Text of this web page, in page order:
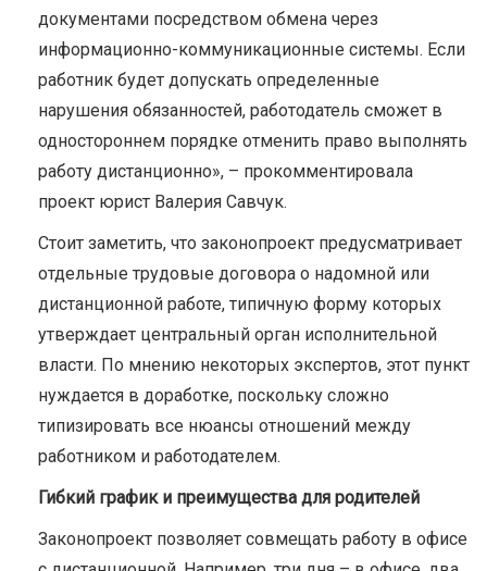
документами посредством обмена через
информационно-коммуникационные системы. Если
работник будет допускать определенные
нарушения обязанностей, работодатель сможет в
одностороннем порядке отменить право выполнять
работу дистанционно», – прокомментировала
проект юрист Валерия Савчук.
Стоит заметить, что законопроект предусматривает
отдельные трудовые договора о надомной или
дистанционной работе, типичную форму которых
утверждает центральный орган исполнительной
власти. По мнению некоторых экспертов, этот пункт
нуждается в доработке, поскольку сложно
типизировать все нюансы отношений между
работником и работодателем.
Гибкий график и преимущества для родителей
Законопроект позволяет совмещать работу в офисе